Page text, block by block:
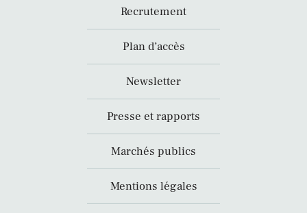
Recrutement
Plan d’accès
Newsletter
Presse et rapports
Marchés publics
Mentions légales